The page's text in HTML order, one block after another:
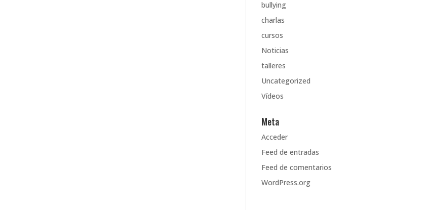
bullying
charlas
cursos
Noticias
talleres
Uncategorized
Vídeos
Meta
Acceder
Feed de entradas
Feed de comentarios
WordPress.org